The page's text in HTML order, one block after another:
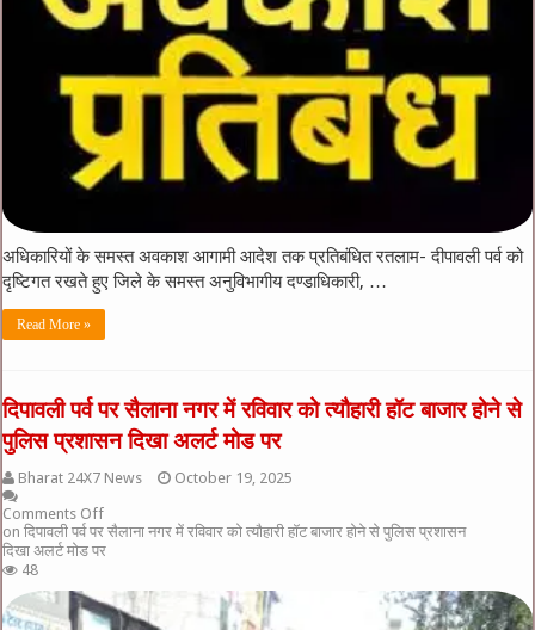
अधिकारियों के समस्त अवकाश आगामी आदेश तक प्रतिबंधित रतलाम- दीपावली पर्व को
दृष्टिगत रखते हुए जिले के समस्त अनुविभागीय दण्डाधिकारी, …
Read More »
दिपावली पर्व पर सैलाना नगर में रविवार को त्यौहारी हॉट बाजार होने से
पुलिस प्रशासन दिखा अलर्ट मोड पर
Bharat 24X7 News
October 19, 2025
Comments Off
on दिपावली पर्व पर सैलाना नगर में रविवार को त्यौहारी हॉट बाजार होने से पुलिस प्रशासन
दिखा अलर्ट मोड पर
48